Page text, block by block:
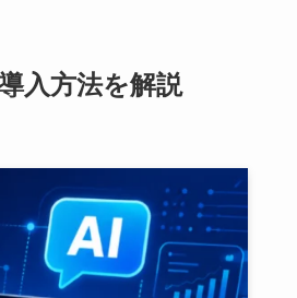
入方法を解説